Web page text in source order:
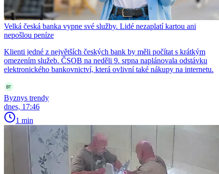
Velká česká banka vypne své služby. Lidé nezaplatí kartou ani
nepošlou peníze
Klienti jedné z největších českých bank by měli počítat s krátkým
omezením služeb. ČSOB na neděli 9. srpna naplánovala odstávku
elektronického bankovnictví, která ovlivní také nákupy na internetu.
Byznys trendy
dnes, 17:46
1 min